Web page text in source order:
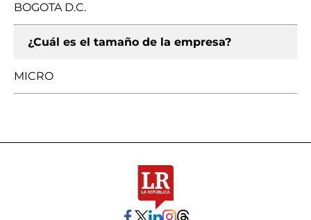
BOGOTA D.C.
¿Cuál es el tamaño de la empresa?
MICRO